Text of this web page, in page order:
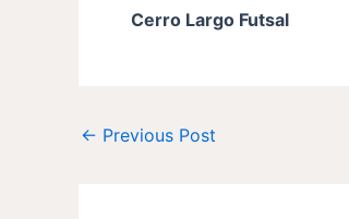
Cerro Largo Futsal
← Previous Post